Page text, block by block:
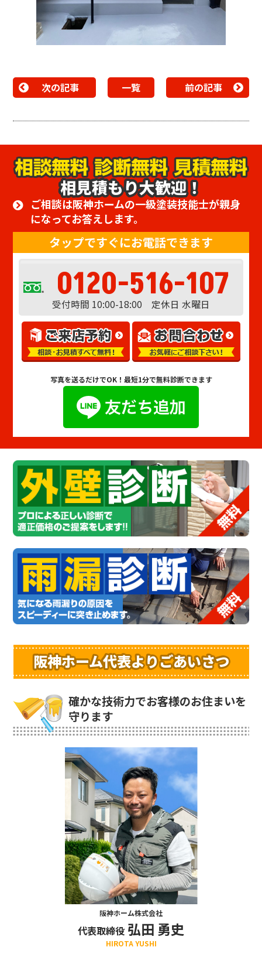
次の記事 一覧 前の記事
相見積もり大歓迎！
ご相談は阪神ホームの一級塗装技能士が親身
になってお答えします。
タップですぐにお電話できます
0120-516-107
受付時間 10:00-18:00 定休日 水曜日
写真を送るだけでOK！ 最短1分で無料診断できます
阪神ホーム代表よりごあいさつ
確かな技術力でお客様のお住まいを
守ります
阪神ホーム株式会社
代表取締役 弘田 勇史
HIROTA YUSHI